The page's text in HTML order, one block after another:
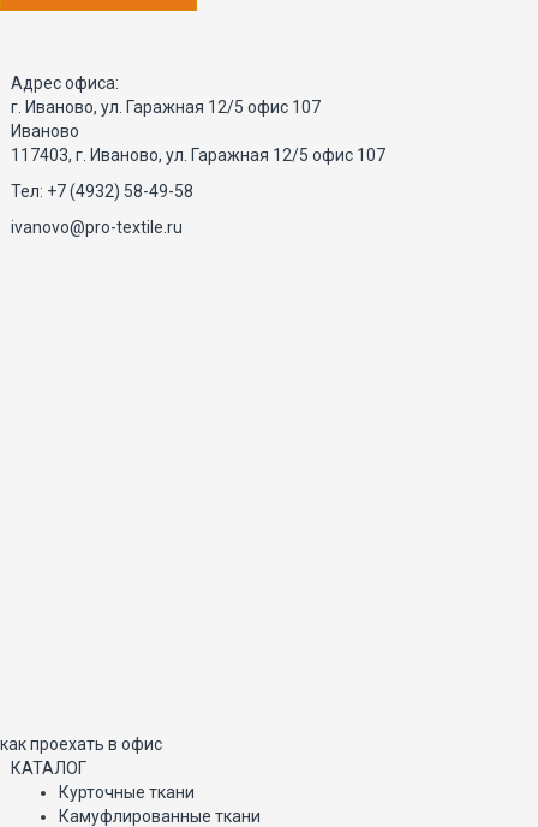
Адрес офиса:
г. Иваново, ул. Гаражная 12/5 офис 107
Иваново
117403, г. Иваново, ул. Гаражная 12/5 офис 107
Тел: +7 (4932) 58-49-58
ivanovo@pro-textile.ru
как проехать в офис
КАТАЛОГ
Курточные ткани
Камуфлированные ткани